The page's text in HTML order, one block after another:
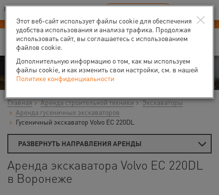
Ваш город:Воронеж
В Вашем регионе нет наших офисов RU EN
Аренда
Главная Аренда строительной техники
Экскаваторы
Аренда гусеничных экскаваторов
Гусеничный экскаватор Volvo EC 220DL
РАЗВЕРНУТЬ НАПРАВЛЕНИЯ АРЕНДЫ
Аренда экскаватора Volvo EC 220DL
в Воронеже
×
Этот веб-сайт использует файлы cookie для обеспечения
удобства использования и анализа трафика. Продолжая
использовать сайт, вы соглашаетесь с использованием
файлов cookie.
Дополнительную информацию о том, как мы используем
файлы cookie, и как изменить свои настройки, см. в нашей
Политике конфиденциальности